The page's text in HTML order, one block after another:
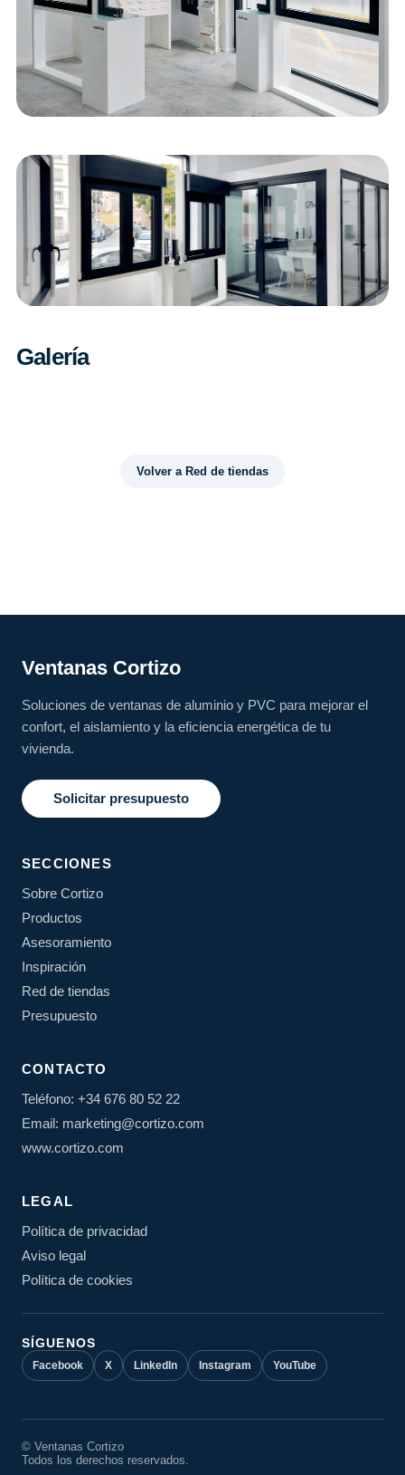
Galería
Volver a Red de tiendas
Ventanas Cortizo
Soluciones de ventanas de aluminio y PVC para mejorar el
confort, el aislamiento y la eficiencia energética de tu
vivienda.
Solicitar presupuesto
SECCIONES
Sobre Cortizo
Productos
Asesoramiento
Inspiración
Red de tiendas
Presupuesto
CONTACTO
Teléfono: +34 676 80 52 22
Email: marketing@cortizo.com
www.cortizo.com
LEGAL
Política de privacidad
Aviso legal
Política de cookies
SÍGUENOS
Facebook X LinkedIn Instagram YouTube
© Ventanas Cortizo
Todos los derechos reservados.